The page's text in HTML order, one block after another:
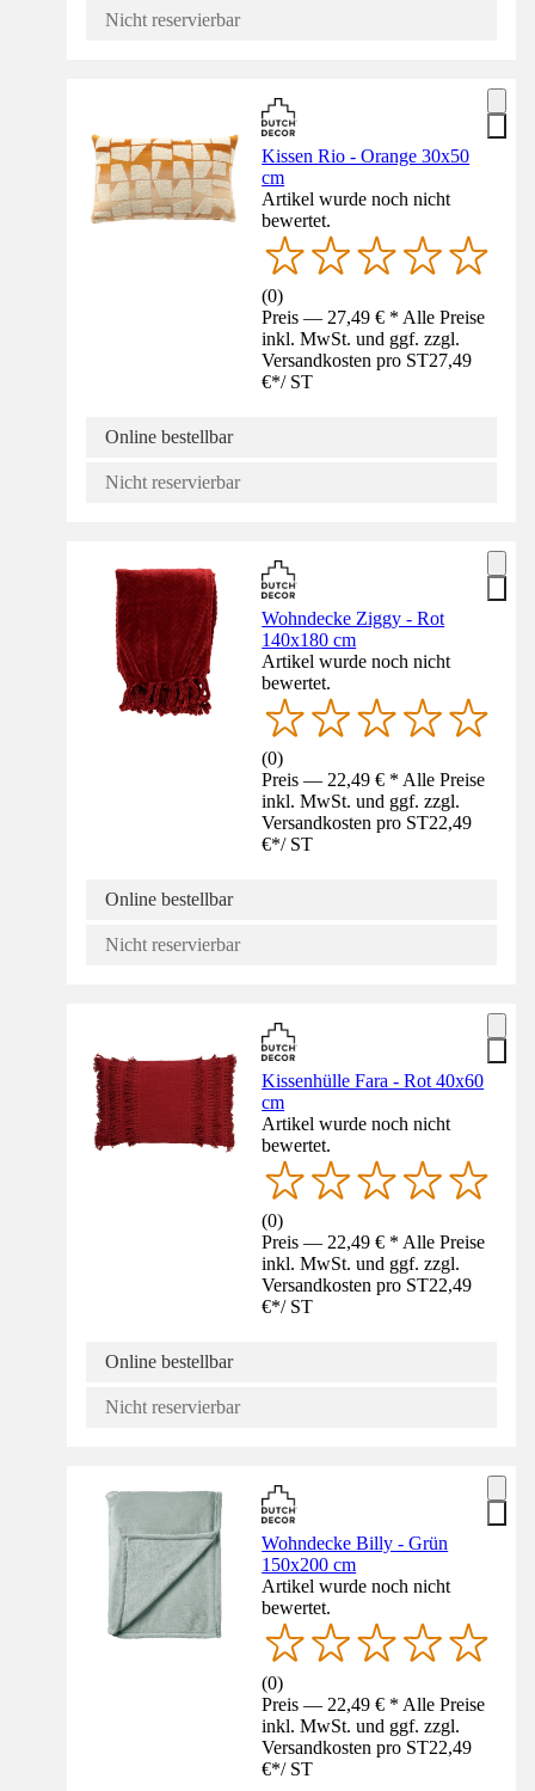
Nicht reservierbar
Kissen Rio - Orange 30x50
cm
Artikel wurde noch nicht
bewertet.
(0)
Preis — 27,49 € * Alle Preise
inkl. MwSt. und ggf. zzgl.
Versandkosten pro ST27,49
€*/ ST
Online bestellbar
Nicht reservierbar
Wohndecke Ziggy - Rot
140x180 cm
Artikel wurde noch nicht
bewertet.
(0)
Preis — 22,49 € * Alle Preise
inkl. MwSt. und ggf. zzgl.
Versandkosten pro ST22,49
€*/ ST
Online bestellbar
Nicht reservierbar
Kissenhülle Fara - Rot 40x60
cm
Artikel wurde noch nicht
bewertet.
(0)
Preis — 22,49 € * Alle Preise
inkl. MwSt. und ggf. zzgl.
Versandkosten pro ST22,49
€*/ ST
Online bestellbar
Nicht reservierbar
Wohndecke Billy - Grün
150x200 cm
Artikel wurde noch nicht
bewertet.
(0)
Preis — 22,49 € * Alle Preise
inkl. MwSt. und ggf. zzgl.
Versandkosten pro ST22,49
€*/ ST